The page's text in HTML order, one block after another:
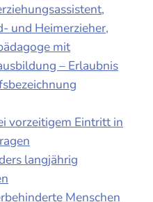
und Heimerzieher,
mit
– Erlaubnis
vorzeitigem Eintritt in
langjährig
Menschen